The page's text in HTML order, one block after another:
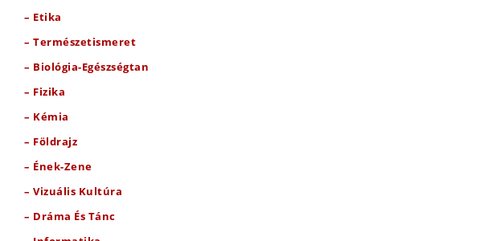
– Etika
– Természetismeret
– Biológia-Egészségtan
– Fizika
– Kémia
– Földrajz
– Ének-Zene
– Vizuális Kultúra
– Dráma És Tánc